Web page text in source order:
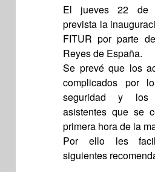
El jueves 22 de
prevista la
FITUR por parte
Reyes de España.
Se prevé que los
complicados por
seguridad y los
asistentes que se
primera hora de la
Por ello les
siguientes